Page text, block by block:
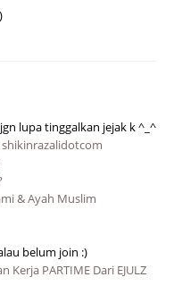
lupa tinggalkan jejak k ^_^
shikinrazalidotcom
& Ayah Muslim
belum join :)
Kerja PARTIME Dari EJULZ